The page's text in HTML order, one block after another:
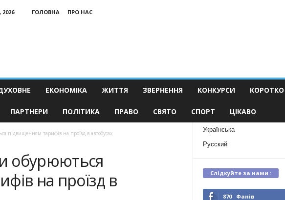
ГОЛОВНА ПРО НАС
ЕКОНОМІКА ЖИТТЯ ЗВЕРНЕННЯ КОНКУРСИ КОРОТКО
ПАРТНЕРИ ПОЛІТИКА ПРАВО СВЯТО СПОРТ ЦІКАВО
підвищенням тарифів на проїзд в автобусах
обурюються
на проїзд в
Українська
Русский
Слідкуйте за нами :
870 Фанів